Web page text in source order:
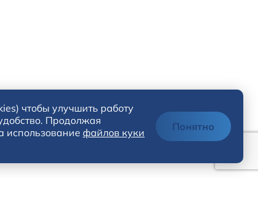
чтобы улучшить работу
Продолжая
использование файлов куки
Понятно